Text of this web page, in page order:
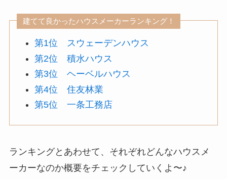
建てて良かったハウスメーカーランキング！
第1位 スウェーデンハウス
第2位 積水ハウス
第3位 ヘーベルハウス
第4位 住友林業
第5位 一条工務店
ランキングとあわせて、それぞれどんなハウスメ
ーカーなのか概要をチェックしていくよ〜♪